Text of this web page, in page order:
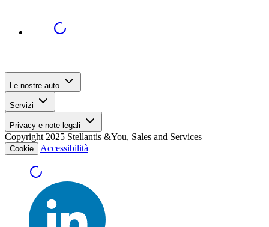
Le nostre auto
Servizi
Privacy e note legali
Copyright 2025 Stellantis &You, Sales and Services
Cookie Accessibilità